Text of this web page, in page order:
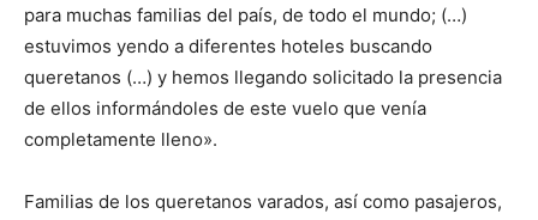
para muchas familias del país, de todo el mundo; (…)
estuvimos yendo a diferentes hoteles buscando
queretanos (…) y hemos llegando solicitado la presencia
de ellos informándoles de este vuelo que venía
completamente lleno».
Familias de los queretanos varados, así como pasajeros,